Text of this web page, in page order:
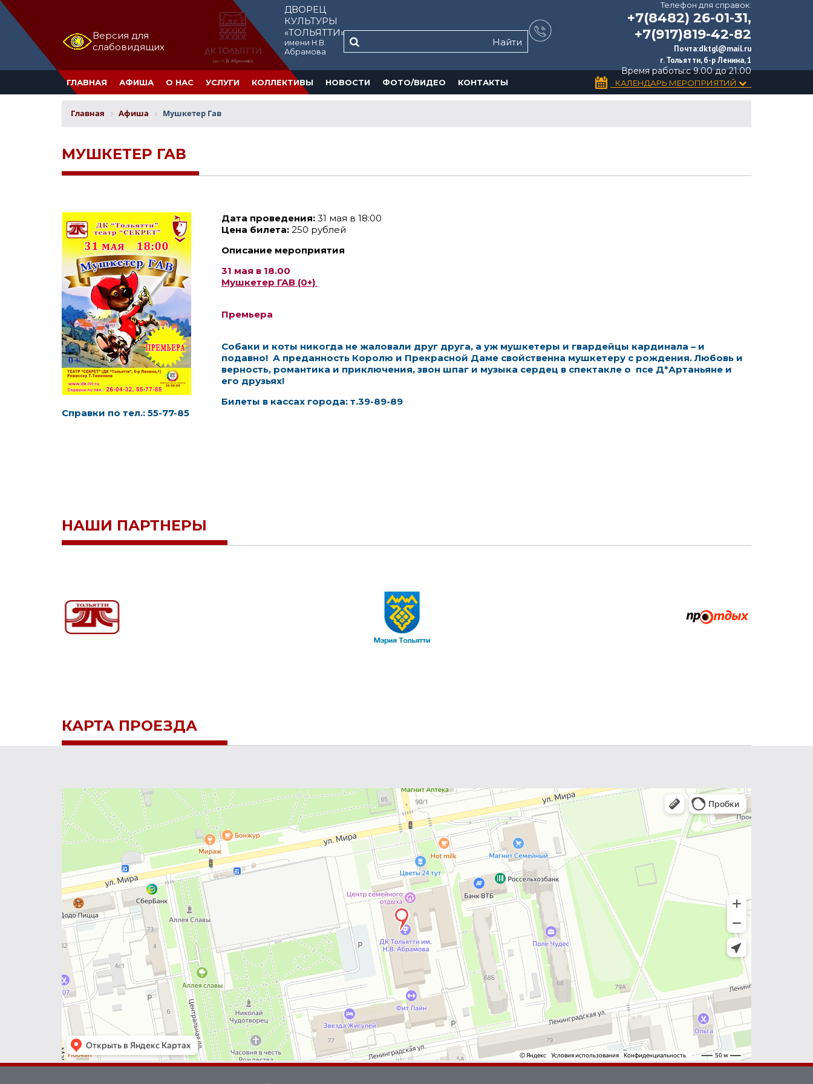
Версия для
слабовидящих
ДВОРЕЦ
КУЛЬТУРЫ
«ТОЛЬЯТТИ»
имени Н.В.
Абрамова
Найти
Телефон для справок:
+7(8482) 26-01-31,
+7(917)819-42-82
Почта:dktgl@mail.ru
г. Тольятти, б-р Ленина, 1
Время работы:с 9.00 до 21.00
ГЛАВНАЯ АФИША О НАС УСЛУГИ КОЛЛЕКТИВЫ НОВОСТИ ФОТО/ВИДЕО КОНТАКТЫ КАЛЕНДАРЬ МЕРОПРИЯТИЙ
Главная Афиша Мушкетер Гав
МУШКЕТЕР ГАВ
Дата проведения: 31 мая в 18:00
Цена билета: 250 рублей
Описание мероприятия
31 мая в 18.00
Мушкетер ГАВ (0+)
Премьера
Собаки и коты никогда не жаловали друг друга, а уж мушкетеры и гвардейцы кардинала – и
подавно! А преданность Королю и Прекрасной Даме свойственна мушкетеру с рождения.Любовь и
верность, романтика и приключения, звон шпаг и музыка сердец в спектакле о псе Д*Артаньяне и
его друзьях!
Билеты в кассах города: т.39-89-89
Справки по тел.: 55-77-85
НАШИ ПАРТНЕРЫ
КАРТА ПРОЕЗДА